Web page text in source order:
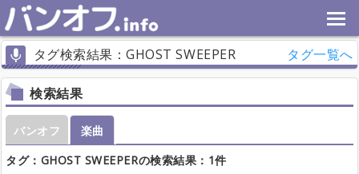
タグ検索結果：GHOST SWEEPER タグ一覧へ
検索結果
バンオフ
楽曲
タグ：GHOST SWEEPERの検索結果：1件